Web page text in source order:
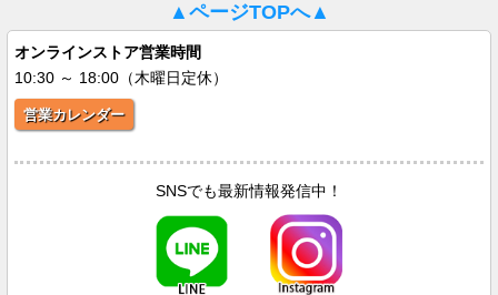
▲ページTOPへ▲
オンラインストア営業時間
10:30 ～ 18:00（木曜日定休）
営業カレンダー
SNSでも最新情報発信中！